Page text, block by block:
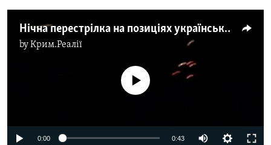
Нічна перестрілка на позиціях українських військ під Попасною
byКрим.Реалії
No media source currently available
0:00 0:43